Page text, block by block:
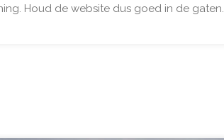
Houd de website dus goed in de gaten.